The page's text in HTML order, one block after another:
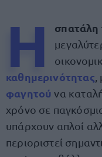
Η σπατάλη
καθημερινότητας
φαγητού να
χρόνο σε
υπάρχουν απλοί
περιοριστεί